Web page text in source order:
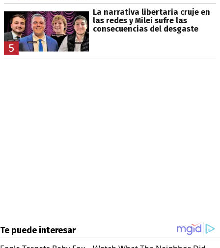
5
La narrativa libertaria cruje en
las redes y Milei sufre las
consecuencias del desgaste